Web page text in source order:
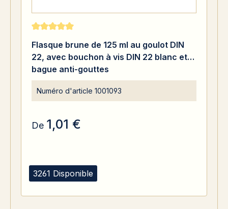
3261 Disponible
Flasque brune de 125 ml au goulot DIN
22, avec bouchon à vis DIN 22 blanc et
bague anti-gouttes
Numéro d'article 1001093
De 1,01 €